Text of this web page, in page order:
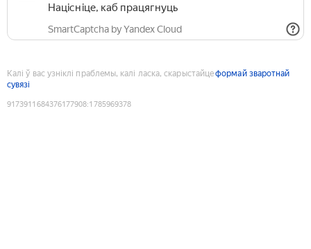
Націсніце, каб працягнуць
SmartCaptcha by Yandex Cloud
Калі ў вас узніклі праблемы, калі ласка, скарыстайцеформай зваротнай
сувязі
9173911684376177908:1785969378